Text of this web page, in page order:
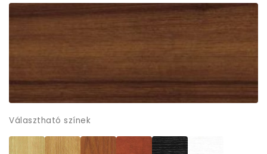
Választható színek